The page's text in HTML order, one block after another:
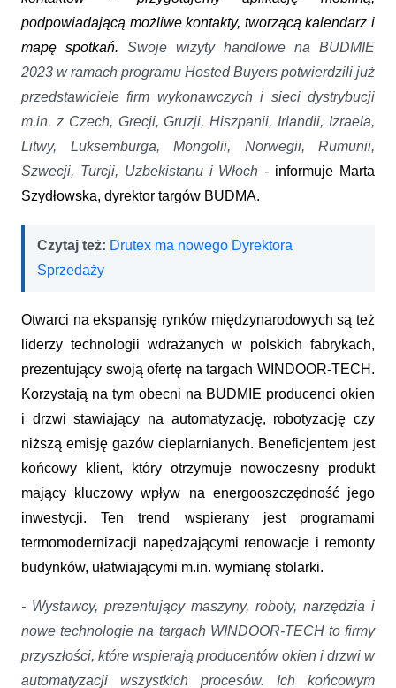
podpowiadającą możliwe kontakty, tworzącą kalendarz i
mapę spotkań. Swoje wizyty handlowe na BUDMIE
2023 w ramach programu Hosted Buyers potwierdzili już
przedstawiciele firm wykonawczych i sieci dystrybucji
m.in. z Czech, Grecji, Gruzji, Hiszpanii, Irlandii, Izraela,
Litwy, Luksemburga, Mongolii, Norwegii, Rumunii,
Szwecji, Turcji, Uzbekistanu i Włoch - informuje Marta
Szydłowska, dyrektor targów BUDMA.
Czytaj też: Drutex ma nowego Dyrektora
Sprzedaży
Otwarci na ekspansję rynków międzynarodowych są też
liderzy technologii wdrażanych w polskich fabrykach,
prezentujący swoją ofertę na targach WINDOOR-TECH.
Korzystają na tym obecni na BUDMIE producenci okien
i drzwi stawiający na automatyzację, robotyzację czy
niższą emisję gazów cieplarnianych. Beneficjentem jest
końcowy klient, który otrzymuje nowoczesny produkt
mający kluczowy wpływ na energooszczędność jego
inwestycji. Ten trend wspierany jest programami
termomodernizacji napędzającymi renowacje i remonty
budynków, ułatwiającymi m.in. wymianę stolarki.
- Wystawcy, prezentujący maszyny, roboty, narzędzia i
nowe technologie na targach WINDOOR-TECH to firmy
przyszłości, które wspierają producentów okien i drzwi w
automatyzacji wszystkich procesów. Ich końcowym